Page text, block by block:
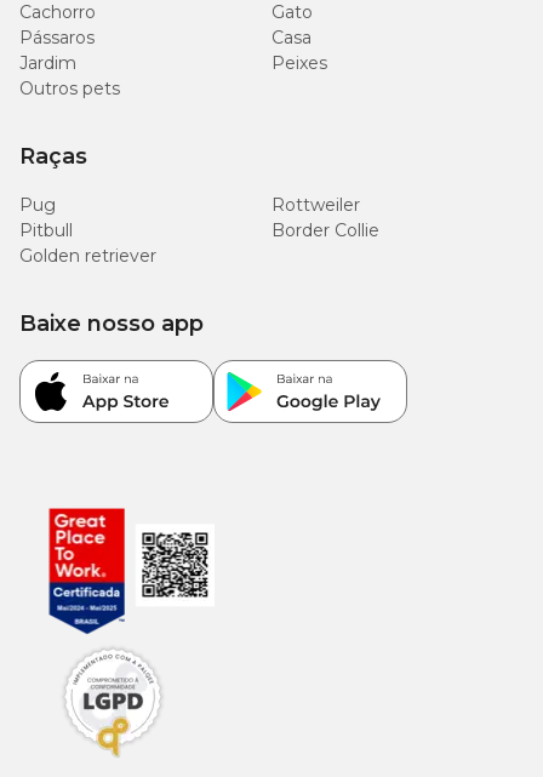
Cachorro
Gato
Pássaros
Casa
Jardim
Peixes
Outros pets
Raças
Pug
Rottweiler
Pitbull
Border Collie
Golden retriever
Baixe nosso app